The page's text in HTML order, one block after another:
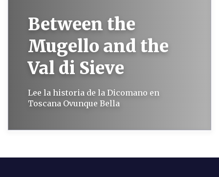
Between the
Mugello and the
Val di Sieve
Lee la historia de la Dicomano en
Toscana Ovunque Bella